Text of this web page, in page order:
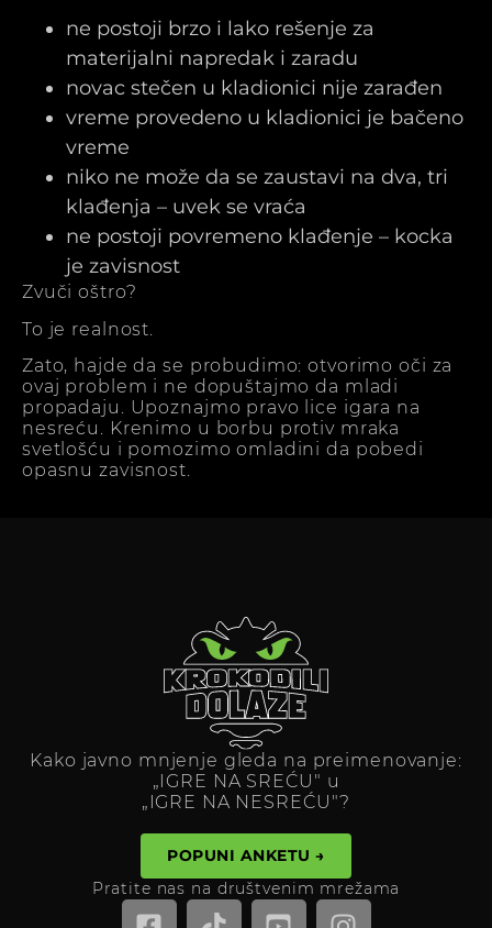
ne postoji brzo i lako rešenje za
materijalni napredak i zaradu
novac stečen u kladionici nije zarađen
vreme provedeno u kladionici je bačeno
vreme
niko ne može da se zaustavi na dva, tri
klađenja – uvek se vraća
ne postoji povremeno klađenje – kocka
je zavisnost
Zvuči oštro?
To je realnost.
Zato, hajde da se probudimo: otvorimo oči za
ovaj problem i ne dopuštajmo da mladi
propadaju. Upoznajmo pravo lice igara na
nesreću. Krenimo u borbu protiv mraka
svetlošću i pomozimo omladini da pobedi
opasnu zavisnost.
Kako javno mnjenje gleda na preimenovanje:
„IGRE NA SREĆU" u
„IGRE NA NESREĆU"?
POPUNI ANKETU →
Pratite nas na društvenim mrežama